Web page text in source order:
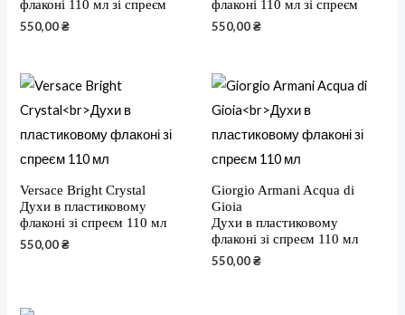
флаконі 110 мл зі спреєм
550,00₴
флаконі 110 мл зі спреєм
550,00₴
Versace Bright Crystal
Духи в пластиковому
флаконі зі спреєм 110 мл
550,00₴
Giorgio Armani Acqua di
Gioia
Духи в пластиковому
флаконі зі спреєм 110 мл
550,00₴